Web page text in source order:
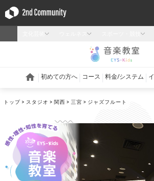
トップ スタジオ 関西 三宮 ジャズフルート